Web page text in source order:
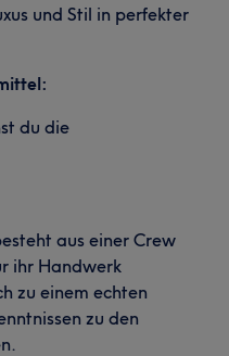
und Stil in perfekter
du die
aus einer Crew
ihr Handwerk
zu einem echten
zu den